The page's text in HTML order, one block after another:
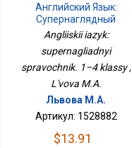
Английский Язык:
Супернаглядный
Справочник. 1–4 Классы
Angliiskii iazyk:
supernagliadnyi
spravochnik. 1–4 klassy ,
L'vova M.A.
Львова М.А.
Артикул: 1528882
$13.91